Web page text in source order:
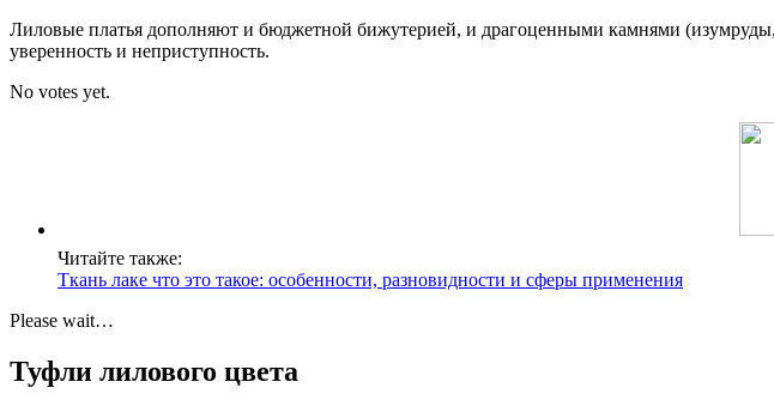
Лиловые платья дополняют и бюджетной бижутерией, и драгоценными камнями
уверенность и неприступность.
No votes yet.
Читайте также:
Ткань лаке что это такое: особенности, разновидности и сферы применения
Please wait…
Туфли лилового цвета